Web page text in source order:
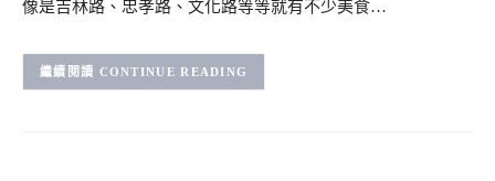
像是吉林路、忠孝路、文化路等等就有不少美食…
CONTINUE READING